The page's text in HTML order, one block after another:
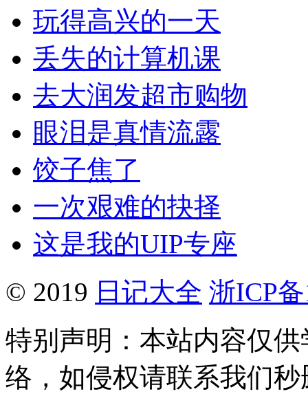
玩得高兴的一天
丢失的计算机课
去大润发超市购物
眼泪是真情流露
饺子焦了
一次艰难的抉择
这是我的UIP专座
© 2019 日记大全 浙ICP
特别声明：本站内容仅
络，如侵权请联系我们秒